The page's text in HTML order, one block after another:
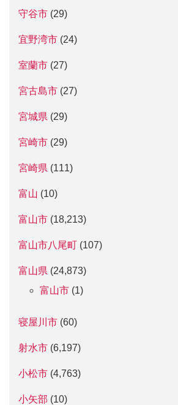
守谷市 (29)
宜野湾市 (24)
室蘭市 (27)
宮古島市 (27)
宮城県 (29)
宮崎市 (29)
宮崎県 (111)
富山 (10)
富山市 (18,213)
富山市八尾町 (107)
富山県 (24,873)
富山市 (1)
寝屋川市 (60)
射水市 (6,197)
小松市 (4,763)
小矢部 (10)